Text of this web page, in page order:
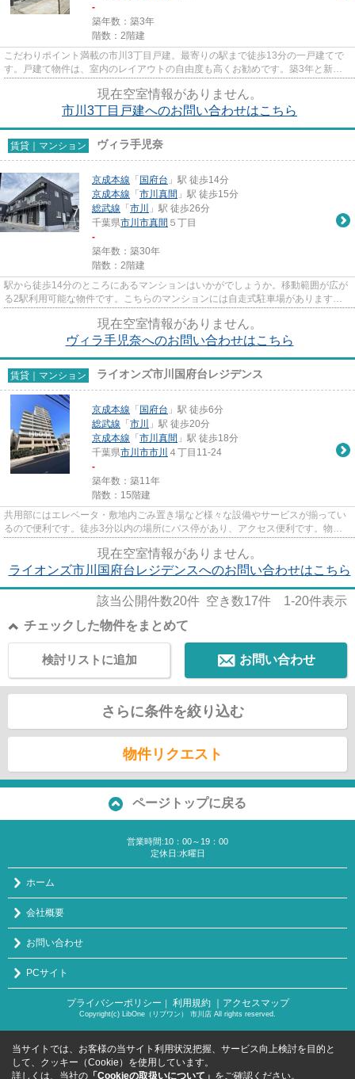
-
築年数：築3年
階数：2階建
こだわりポイント満載の市川3丁目戸建。最寄りの駅まで徒歩13分の一戸建てで
す。戸建て物件は、室内のレイアウトの自由度も高くお勧めです。築3年と新し
現在空室情報がありません。
市川3丁目戸建へのお問い合わせはこちら
賃貸｜マンション ヴィラ手児奈
京成本線 「 国府台 」駅 徒歩14分
京成本線 「 市川真間 」駅 徒歩15分
総武線 「 市川
」駅 徒歩26分
千葉県市川市真間 ５丁目
-
築年数：築30年
階数：2階建
駅から徒歩14分のところにあるマンションはいかがでしょうか。移動範囲が広が
る2駅利用可能な物件です。こちらのマンションには自走式駐車場があります。
現在空室情報がありません。
ヴィラ手児奈へのお問い合わせはこちら
賃貸｜マンション ライオンズ市川国府台レジデンス
京成本線 「 国府台 」駅 徒歩6分
総武線 「 市川
」駅 徒歩20分
京成本線 「 市川真間 」駅 徒歩18分
千葉県市川市市川 ４丁目11-24
-
築年数：築11年
階数：15階建
共用部にはエレベータ・敷地内ごみ置き場など様々な設備やサービスが揃ってい
るので便利です。徒歩3分以内の場所にバス停があり、アクセス便利です。物件
現在空室情報がありません。
ライオンズ市川国府台レジデンスへのお問い合わせはこちら
該当公開件数20件 空き数17件 1-20件表示
チェックした物件をまとめて
お問い合わせ
検討リストに追加
さらに条件を絞り込む
物件リクエスト
ページトップに戻る
営業時間:10：00～19：00
定休日:水曜日
ホーム
会社概要
お問い合わせ
PCサイト
プライバシーポリシー ｜ 利用規約 ｜アクセスマップ
Copyright(c) LibOne（リブワン） 市川店 All rights reserved.
当サイトでは、お客様の当サイト利用状況把握、サービス向上検討を目的と
して、クッキー（Cookie）を使用しています。
詳しくは、当社の 「Cookieの取扱いについて」 をご確認ください。